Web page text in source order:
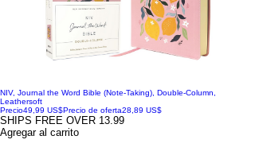
NIV, Journal the Word Bible (Note-Taking), Double-Column,
Leathersoft
Precio49,99 US$Precio de oferta28,89 US$
SHIPS FREE OVER 13.99
Agregar al carrito